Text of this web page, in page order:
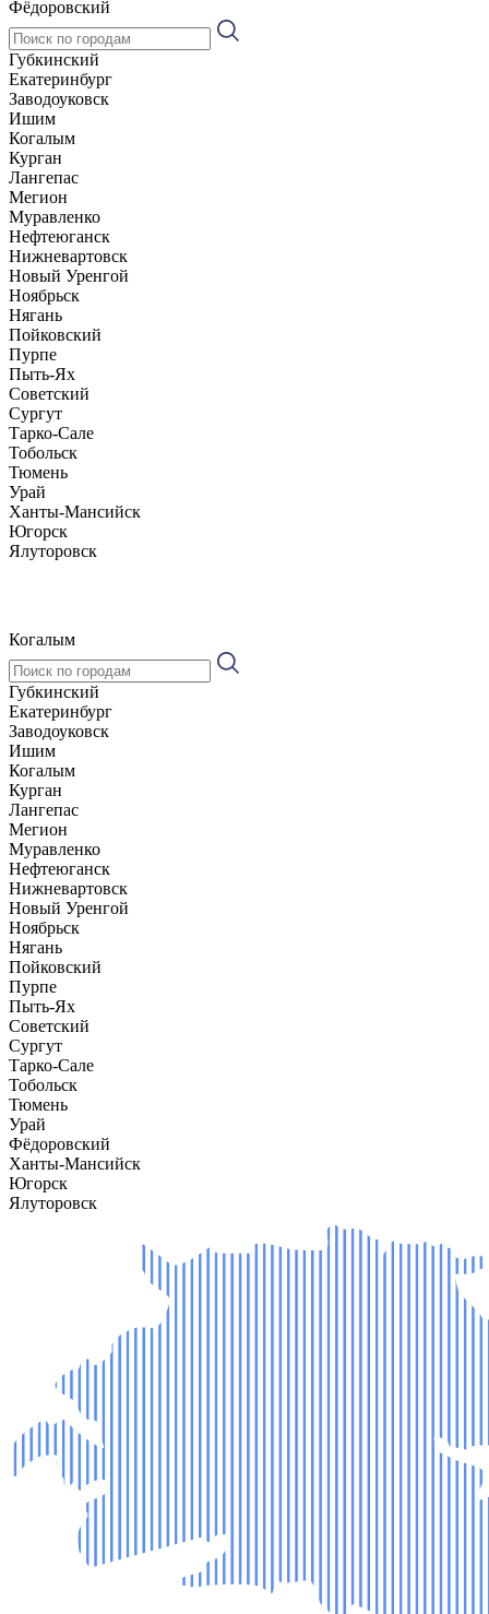
Фёдоровский
Губкинский
Екатеринбург
Заводоуковск
Ишим
Когалым
Курган
Лангепас
Мегион
Муравленко
Нефтеюганск
Нижневартовск
Новый Уренгой
Ноябрьск
Нягань
Пойковский
Пурпе
Пыть-Ях
Советский
Сургут
Тарко-Сале
Тобольск
Тюмень
Урай
Ханты-Мансийск
Югорск
Ялуторовск
Когалым
Губкинский
Екатеринбург
Заводоуковск
Ишим
Когалым
Курган
Лангепас
Мегион
Муравленко
Нефтеюганск
Нижневартовск
Новый Уренгой
Ноябрьск
Нягань
Пойковский
Пурпе
Пыть-Ях
Советский
Сургут
Тарко-Сале
Тобольск
Тюмень
Урай
Фёдоровский
Ханты-Мансийск
Югорск
Ялуторовск